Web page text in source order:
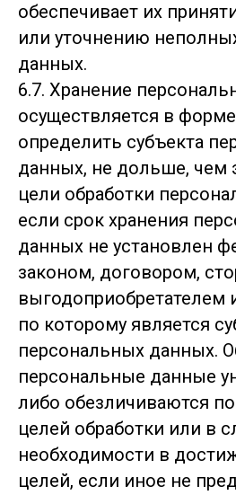
обеспечивает их
или уточнению
данных.
6.7. Хранение
осуществляется в
определить субъекта
данных, не дольше, чем
цели обработки
если срок хранения
данных не установлен
законом, договором,
выгодоприобретателем
по которому является
персональных данных.
персональные данные
либо обезличиваются
целей обработки или в
необходимости в
целей, если иное не